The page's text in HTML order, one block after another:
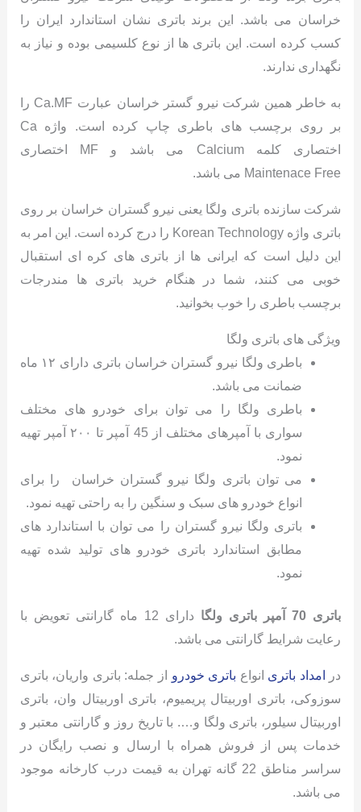
خراسان می باشد. این برند باتری نشان استاندارد ایران را
کسب کرده است. این باتری ها از نوع کلسیمی بوده و نیاز به
نگهداری ندارند.
به خاطر همین شرکت نیرو گستر خراسان عبارت Ca.MF را
بر روی برچسب های باطری چاپ کرده است. واژه Ca
اختصاری کلمه Calcium می باشد و MF اختصاری
Maintenace Free می باشد.
شرکت سازنده باتری ولگا یعنی نیرو گستران خراسان بر روی
باتری واژه Korean Technology را درج کرده است. این امر به
این دلیل است که ایرانی ها از باتری های کره ای استقبال
خوبی می کنند، شما در هنگام خرید باتری ها مندرجات
برچسب باطری را خوب بخوانید.
ویژگی های باتری ولگا
باطری ولگا نیرو گستران خراسان باتری دارای ۱۲ ماه
ضمانت می باشد.
باطری ولگا را می توان برای خودرو های مختلف
سواری با آمپرهای مختلف از 45 آمپر تا ۲۰۰ آمپر تهیه
نمود.
می توان باتری ولگا نیرو گستران خراسان را برای
انواع خودرو های سبک و سنگین را به راحتی تهیه نمود.
باتری ولگا نیرو گستران را می توان با استاندارد های
مطابق استاندارد باتری خودرو های تولید شده تهیه
نمود.
باتری 70 آمپر باتری ولگا
دارای 12 ماه گارانتی تعویض با
رعایت شرایط گارانتی می باشد.
در امداد باتری انواع باتری خودرو از جمله: باتری واریان، باتری
سوزوکی، باتری اوربیتال پریمیوم، باتری اوربیتال وان، باتری
اوربیتال سیلور، باتری ولگا و…. با تاریخ روز و گارانتی معتبر و
خدمات پس از فروش همراه با ارسال و نصب رایگان در
سراسر مناطق 22 گانه تهران به قیمت درب کارخانه موجود
می باشد.